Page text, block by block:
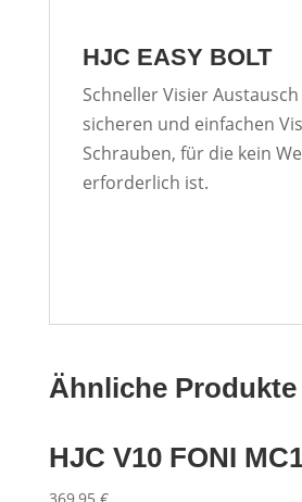
HJC EASY BOLT
Schneller Visier
sicheren und einfachen
Schrauben, für die kein
erforderlich ist.
Ähnliche Produkte
HJC V10 FONI